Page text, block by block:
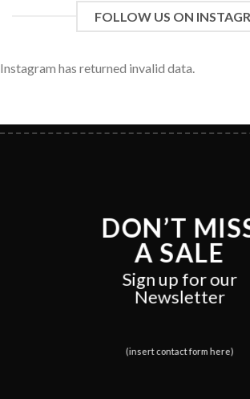
FOLLOW US ON
Instagram has returned invalid data.
DON’T
A SALE
Sign up for our
Newsletter
(insert contact form here)